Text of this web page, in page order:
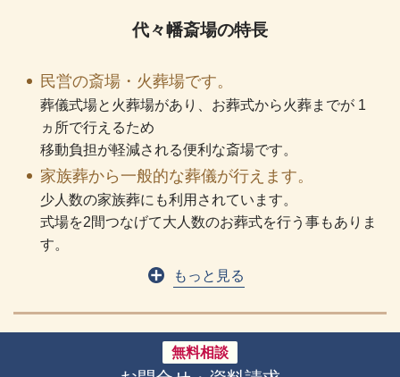
代々幡斎場の特長
民営の斎場・火葬場です。
葬儀式場と火葬場があり、お葬式から火葬までが 1
ヵ所で行えるため
移動負担が軽減される便利な斎場です。
家族葬から一般的な葬儀が行えます。
少人数の家族葬にも利用されています。
式場を2間つなげて大人数のお葬式を行う事もありま
す。
もっと見る
無料相談